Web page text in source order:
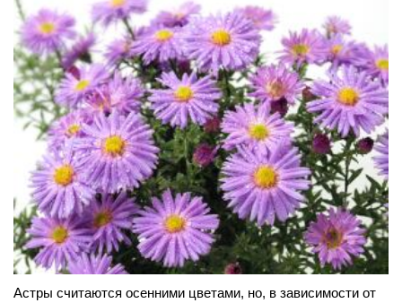
Астры считаются осенними цветами, но, в зависимости от